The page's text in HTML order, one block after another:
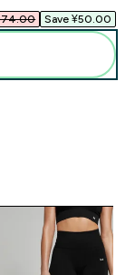
Save ¥50.00‎